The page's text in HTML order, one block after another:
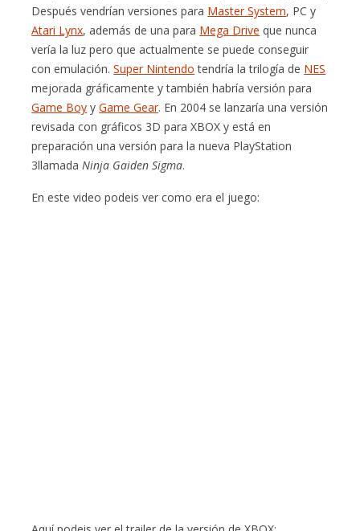
Después vendrían versiones para Master System, PC y
Atari Lynx, además de una para Mega Drive que nunca
vería la luz pero que actualmente se puede conseguir
con emulación.Super Nintendo tendría la trilogía de NES
mejorada gráficamente y también habría versión para
Game Boy yGame Gear. En 2004 se lanzaría una versión
revisada con gráficos 3D para XBOX y está en
preparación una versión para la nueva PlayStation
3llamada Ninja Gaiden Sigma.
En este video podeis ver como era el juego: